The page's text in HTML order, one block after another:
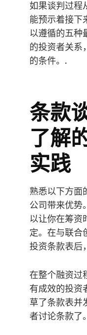
如果谈判过程
能预示着接下
以遵循的五种
的投资者关系
的条件。.
条款
了解
实践
熟悉以下方面
公司带来优势
以让你在筹资
定。在与联合
投资条款表后
在整个融资过
有成效的投资
草了条款表并
者讨论条款了